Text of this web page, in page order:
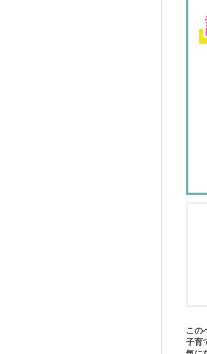
この
子育